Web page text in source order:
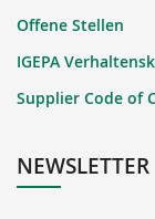
Offene Stellen
IGEPA
Supplier Code of
NEWSLETTER